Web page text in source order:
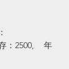
：2500,    年